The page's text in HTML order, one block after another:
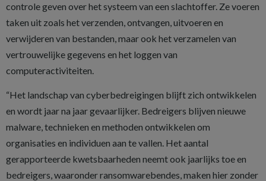
controle geven over het systeem van een slachtoffer. Ze voeren
taken uit zoals het verzenden, ontvangen, uitvoeren en
verwijderen van bestanden, maar ook het verzamelen van
vertrouwelijke gegevens en het loggen van
computeractiviteiten.
“Het landschap van cyberbedreigingen blijft zich ontwikkelen
en wordt jaar na jaar gevaarlijker. Bedreigers blijven nieuwe
malware, technieken en methoden ontwikkelen om
organisaties en individuen aan te vallen. Het aantal
gerapporteerde kwetsbaarheden neemt ook jaarlijks toe en
bedreigers, waaronder ransomwarebendes, maken hier zonder